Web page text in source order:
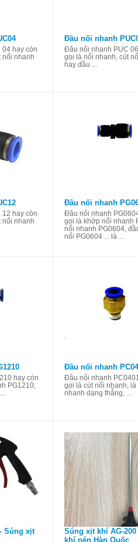
hay còn
nối nhanh
Đầu nối nhanh
Đầu nối nhanh PUC
gọi là nối nhanh, cút
hay đầu ...
hay còn
nối nhanh
Đầu nối nhanh
Đầu nối nhanh
gọi là khớp nối nhanh
nối nhanh PG0604,
nối PG0604 ... là ...
hay còn
PG1210,
Đầu nối nhanh
Đầu nối nhanh
gọi là cút nối nhanh, là
nhanh dạng thẳng, ...
Súng xịt
Súng xịt khí AG-200
khí nén Hàn Quốc